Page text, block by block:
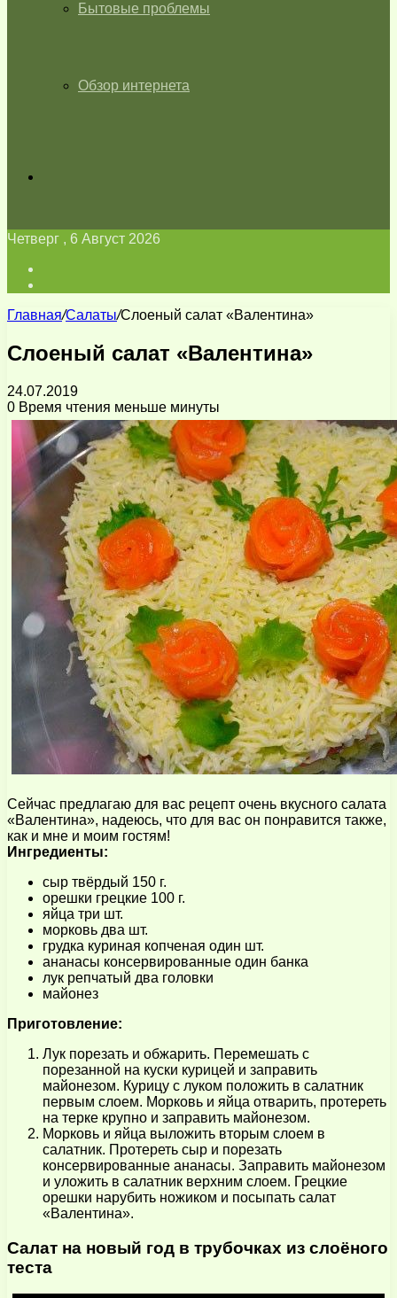
Бытовые проблемы
Обзор интернета
Четверг , 6 Август 2026
Главная/Салаты/Слоеный салат «Валентина»
Слоеный салат «Валентина»
24.07.2019
0 Время чтения меньше минуты
Сейчас предлагаю для вас рецепт очень вкусного салата
«Валентина», надеюсь, что для вас он понравится также,
как и мне и моим гостям!
Ингредиенты:
сыр твёрдый 150 г.
орешки грецкие 100 г.
яйца три шт.
морковь два шт.
грудка куриная копченая один шт.
ананасы консервированные один банка
лук репчатый два головки
майонез
Приготовление:
Лук порезать и обжарить. Перемешать с
порезанной на куски курицей и заправить
майонезом. Курицу с луком положить в салатник
первым слоем. Морковь и яйца отварить, протереть
на терке крупно и заправить майонезом.
Морковь и яйца выложить вторым слоем в
салатник. Протереть сыр и порезать
консервированные ананасы. Заправить майонезом
и уложить в салатник верхним слоем. Грецкие
орешки нарубить ножиком и посыпать салат
«Валентина».
Салат на новый год в трубочках из слоёного
теста